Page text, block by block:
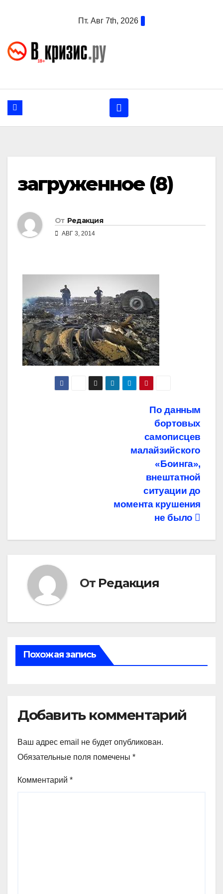
Пт. Авг 7th, 2026
загруженное (8)
От Редакция
АВГ 3, 2014
По данным
бортовых
самописцев
малайзийского
«Боинга»,
внештатной
ситуации до
момента крушения
не было
От Редакция
Похожая запись
Добавить комментарий
Ваш адрес email не будет опубликован.
Обязательные поля помечены *
Комментарий *